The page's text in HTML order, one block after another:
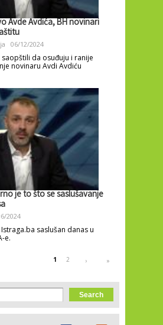
Avde Avdića, BH novinari
06/12/2024
saopštili da osuđuju i ranije
novinaru Avdi Avdiću
je to što se saslušavanje
2024
saslušan danas u
e.
1 2 › »